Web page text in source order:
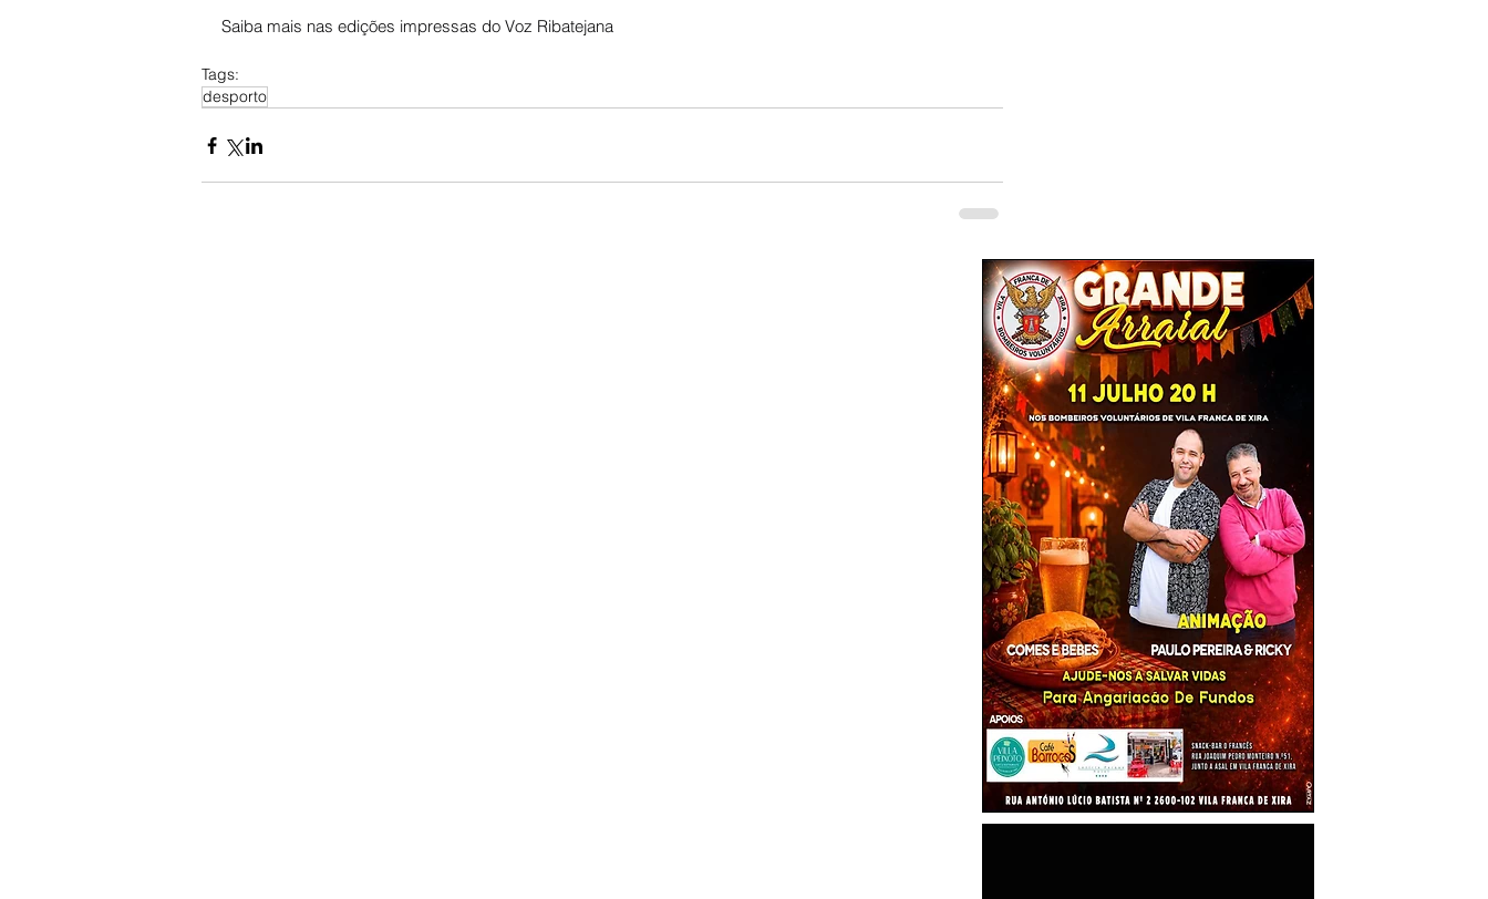
Saiba mais nas edições impressas do Voz Ribatejana
Tags:
desporto